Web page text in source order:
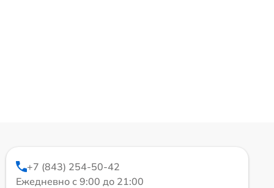
+7 (843) 254-50-42
Ежедневно с 9:00 до 21:00